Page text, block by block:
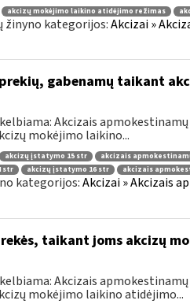
akcizų mokėjimo laikino atidėjimo režimas
žinyno kategorijos:Akcizai »
gabenamų taikant
Akcizais
mokėjimo laikino...
akcizų įstatymo 15 str
akcizais
str akcizų įstatymo 16 str
akcizais
kategorijos:Akcizai » Akcizais
taikant joms akcizų
Akcizais
mokėjimo laikino atidėjimo...